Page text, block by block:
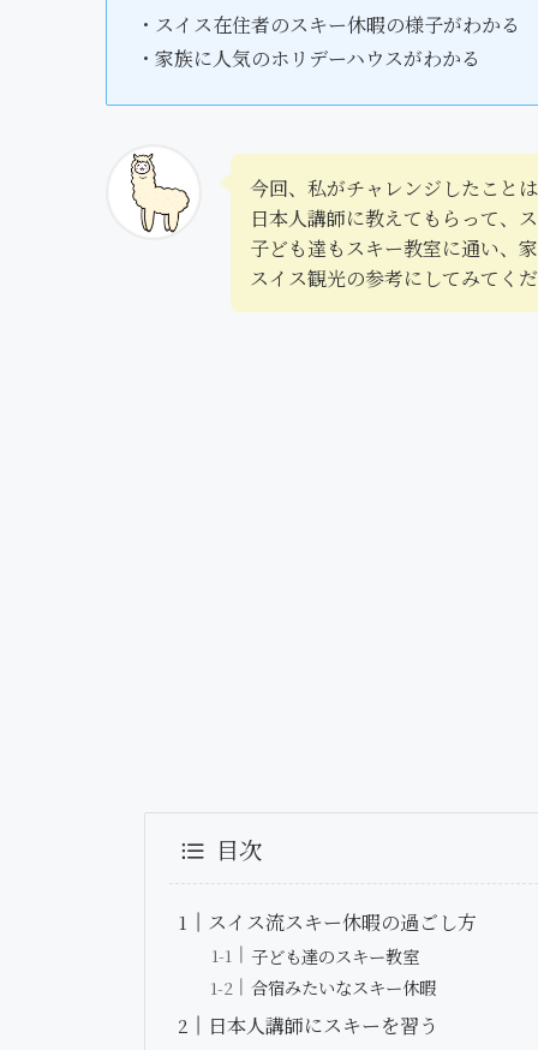
・スイス在住者のスキー休暇の様子がわかる
・家族に人気のホリデーハウスがわかる
今回、私がチャレンジしたこと
日本人講師に教えてもらって、
子ども達もスキー教室に通い、
スイス観光の参考にしてみてく
目次
スイス流スキー休暇の過ごし方
子ども達のスキー教室
合宿みたいなスキー休暇
日本人講師にスキーを習う